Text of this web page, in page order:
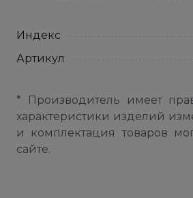
Индекс
Артикул
* Производитель имеет
характеристики изделий
и комплектация товаров
сайте.